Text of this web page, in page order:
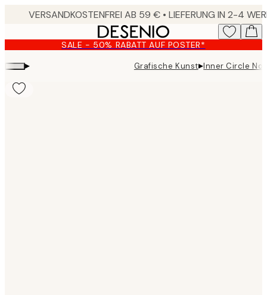
content.
SALE - 50% RABATT AUF POSTER*
▸ Grafische Kunst▸Inner Circle